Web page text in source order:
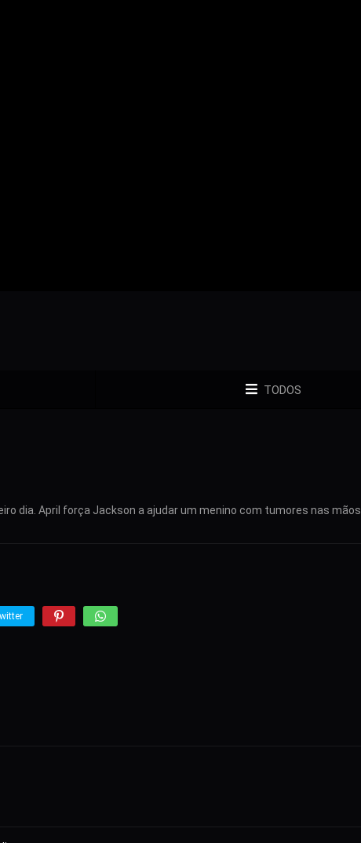
TODOS
dia. April força Jackson a ajudar um menino com tumores nas mãos.